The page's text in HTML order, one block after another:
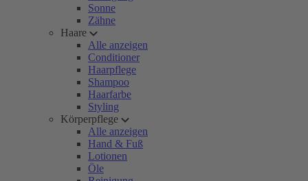
Sonne
Zähne
Haare
Alle anzeigen
Conditioner
Haarpflege
Shampoo
Haarfarbe
Styling
Körperpflege
Alle anzeigen
Hand & Fuß
Lotionen
Öle